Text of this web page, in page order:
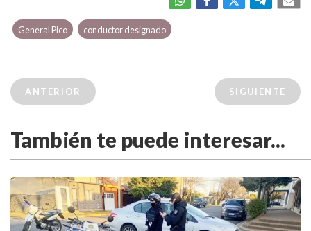
General Pico conductor designado
ANTERIOR SIGUIENTE
También te puede interesar...